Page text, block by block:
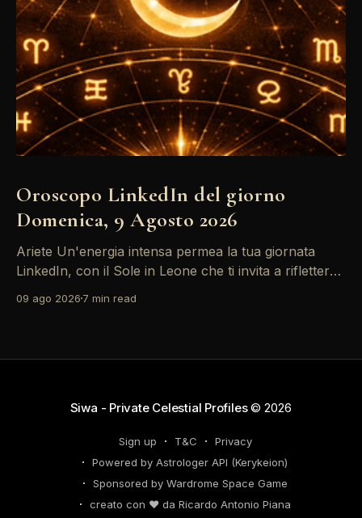
Oroscopo LinkedIn del giorno
Domenica, 9 Agosto 2026
Ariete Un'energia intensa permea la tua giornata
LinkedIn, con il Sole in Leone che ti invita a riflettere
dalla Luna in Gemelli, possono generare interazioni
09 ago 2026 7 min read
Siwa - Private Celestial Profiles© 2026
Sign up T&C
Privacy
Powered by Astrologer API (Kerykeion)
Sponsored by Wardrome Space Game
creato con ❤️ da Ricardo Antonio Piana